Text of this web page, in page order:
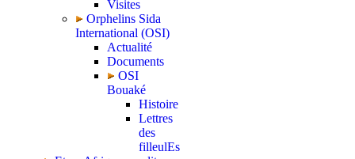
Visites
Orphelins Sida
International (OSI)
Actualité
Documents
OSI
Bouaké
Histoire
Lettres
des
filleulEs